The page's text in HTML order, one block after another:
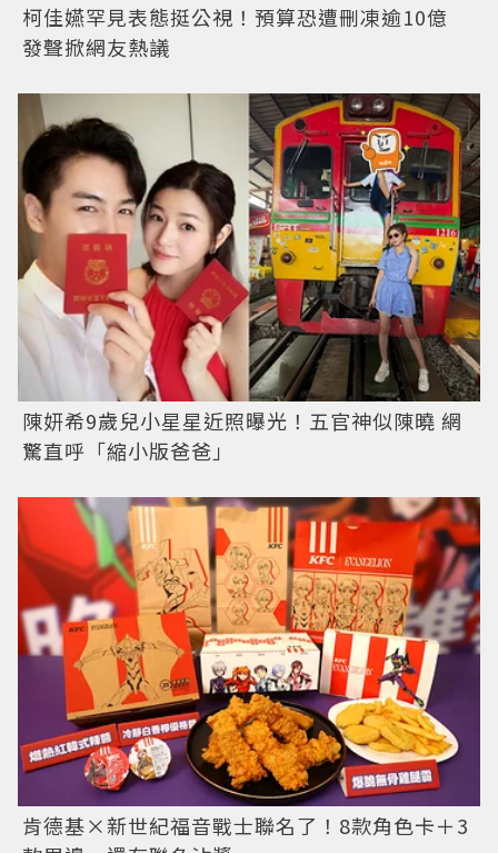
柯佳嬿罕見表態挺公視！預算恐遭刪凍逾10億
發聲掀網友熱議
陳妍希9歲兒小星星近照曝光！五官神似陳曉 網
驚直呼「縮小版爸爸」
肯德基×新世紀福音戰士聯名了！8款角色卡＋3